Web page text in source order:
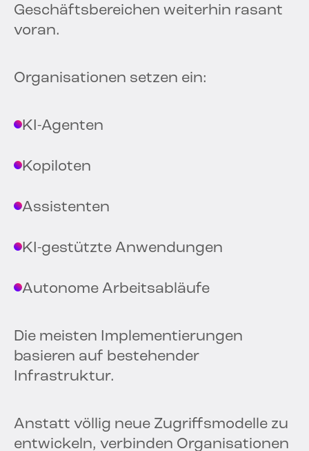
Geschäftsbereichen weiterhin rasant
voran.
Organisationen setzen ein:
KI-Agenten
Kopiloten
Assistenten
KI-gestützte Anwendungen
Autonome Arbeitsabläufe
Die meisten Implementierungen
basieren auf bestehender
Infrastruktur.
Anstatt völlig neue Zugriffsmodelle zu
entwickeln, verbinden Organisationen